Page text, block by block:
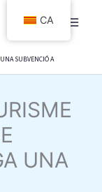
SUBVENCIÓ A
UNA
CA